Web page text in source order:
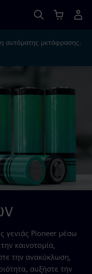
αυτόματης μετάφρασης.
γενιάς Pioneer μέσω
καινοτομία,
την ανακύκλωση,
αυξήστε την